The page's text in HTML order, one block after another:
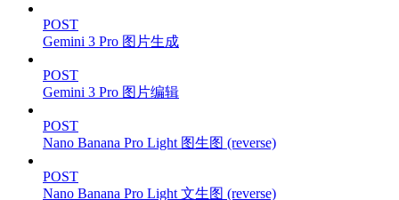
POST
Gemini 3 Pro 图片生成
POST
Gemini 3 Pro 图片编辑
POST
Nano Banana Pro Light 图生图 (reverse)
POST
Nano Banana Pro Light 文生图 (reverse)